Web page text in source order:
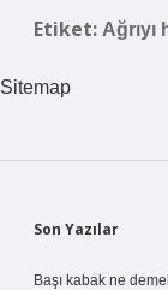
Etiket: Ağrıyı
Sitemap
Son Yazılar
Başı kabak ne